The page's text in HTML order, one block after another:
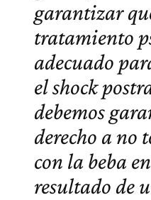
garantizar
tratamiento
adecuado
el shock
debemos
derecho a no
con la beba
resultado de